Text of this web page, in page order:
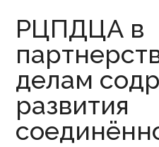
РЦПДЦА в
делам
развития